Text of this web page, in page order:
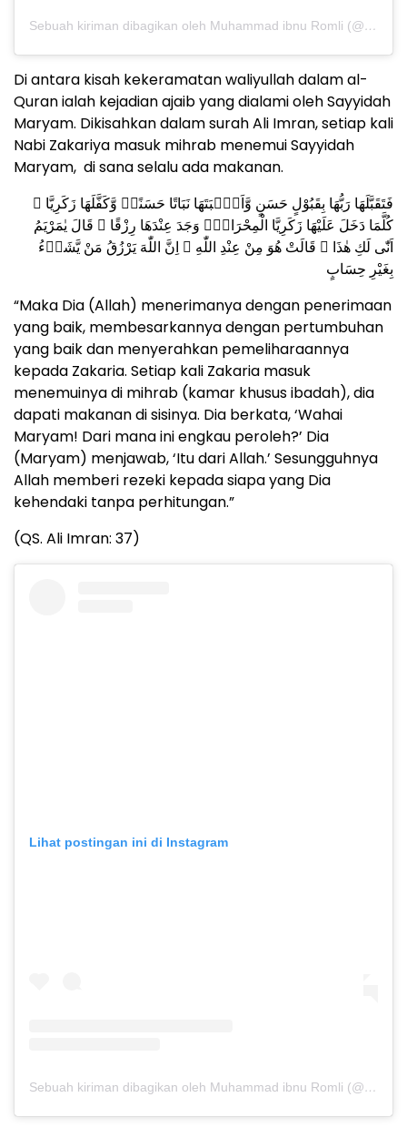
Sebuah kiriman dibagikan oleh Muhammad ibnu Romli (@miromly)
Di antara kisah kekeramatan waliyullah dalam al-
Quran ialah kejadian ajaib yang dialami oleh Sayyidah
Maryam. Dikisahkan dalam surah Ali Imran, setiap kali
Nabi Zakariya masuk mihrab menemui Sayyidah
Maryam, di sana selalu ada makanan.
فَتَقَبَّلَهَا رَبُّهَا بِقَبُوْلٍ حَسَنٍ وَّاَنْۢبَتَهَا نَبَاتًا حَسَنًاۖ وَّكَفَّلَهَا زَكَرِيَّا ۗ
كُلَّمَا دَخَلَ عَلَيْهَا زَكَرِيَّا الْمِحْرَابَۙ وَجَدَ عِنْدَهَا رِزْقًا ۚ قَالَ يٰمَرْيَمُ
اَنّٰى لَكِ هٰذَا ۗ قَالَتْ هُوَ مِنْ عِنْدِ اللّٰهِ ۗ اِنَّ اللّٰهَ يَرْزُقُ مَنْ يَّشَاۤءُ
بِغَيْرِ حِسَابٍ
“Maka Dia (Allah) menerimanya dengan penerimaan
yang baik, membesarkannya dengan pertumbuhan
yang baik dan menyerahkan pemeliharaannya
kepada Zakaria. Setiap kali Zakaria masuk
menemuinya di mihrab (kamar khusus ibadah), dia
dapati makanan di sisinya. Dia berkata, ‘Wahai
Maryam! Dari mana ini engkau peroleh?’ Dia
(Maryam) menjawab, ‘Itu dari Allah.’ Sesungguhnya
Allah memberi rezeki kepada siapa yang Dia
kehendaki tanpa perhitungan.”
(QS. Ali Imran: 37)
Lihat postingan ini di Instagram
Sebuah kiriman dibagikan oleh Muhammad ibnu Romli (@miromly)